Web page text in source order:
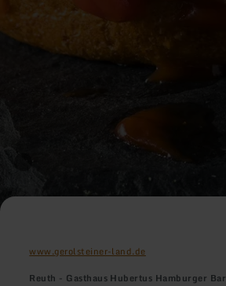
www.gerolsteiner-land.de
Reuth - Gasthaus Hubertus Hamburger Bar